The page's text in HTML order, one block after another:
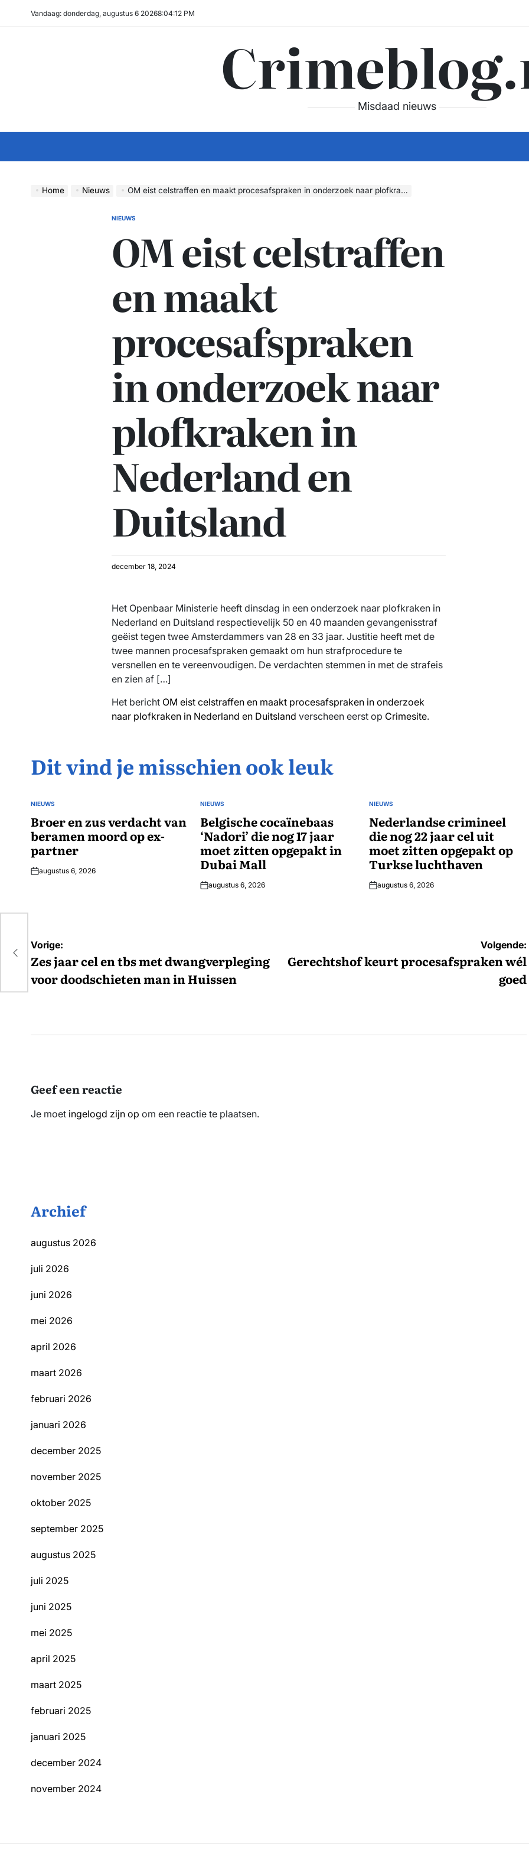
Vandaag: donderdag, augustus 6 20268:04:12 PM
Misdaad nieuws
Home Nieuws OM eist celstraffen en maakt procesafspraken in onderzoek naar plofkraken in Nederland en Duitsland
GEPLAATST
NIEUWS
OM eist celstraffen
en maakt
procesafspraken
in onderzoek naar
plofkraken in
Nederland en
Duitsland
december 18, 2024
Het Openbaar Ministerie heeft dinsdag in een onderzoek naar plofkraken in
Nederland en Duitsland respectievelijk 50 en 40 maanden gevangenisstraf
geëist tegen twee Amsterdammers van 28 en 33 jaar. Justitie heeft met de
twee mannen procesafspraken gemaakt om hun strafprocedure te
versnellen en te vereenvoudigen. De verdachten stemmen in met de strafeis
en zien af […]
Het bericht OM eist celstraffen en maakt procesafspraken in onderzoek
naar plofkraken in Nederland en Duitsland verscheen eerst op Crimesite.
Dit vind je misschien ook leuk
GEPLAATST
NIEUWS
Broer en zus verdacht van
beramen moord op ex-
partner
augustus 6, 2026
GEPLAATST
NIEUWS
Belgische cocaïnebaas
‘Nadori’ die nog 17 jaar
moet zitten opgepakt in
Dubai Mall
augustus 6, 2026
GEPLAATST
NIEUWS
Nederlandse crimineel
die nog 22 jaar cel uit
moet zitten opgepakt op
Turkse luchthaven
augustus 6, 2026
Bericht
navigatie
Vorige:
Zes jaar cel en tbs met dwangverpleging
voor doodschieten man in Huissen
Volgende:
Gerechtshof keurt procesafspraken wél
goed
Geef een reactie
Je moet ingelogd zijn op om een reactie te plaatsen.
Archief
augustus 2026
juli 2026
juni 2026
mei 2026
april 2026
maart 2026
februari 2026
januari 2026
december 2025
november 2025
oktober 2025
september 2025
augustus 2025
juli 2025
juni 2025
mei 2025
april 2025
maart 2025
februari 2025
januari 2025
december 2024
november 2024